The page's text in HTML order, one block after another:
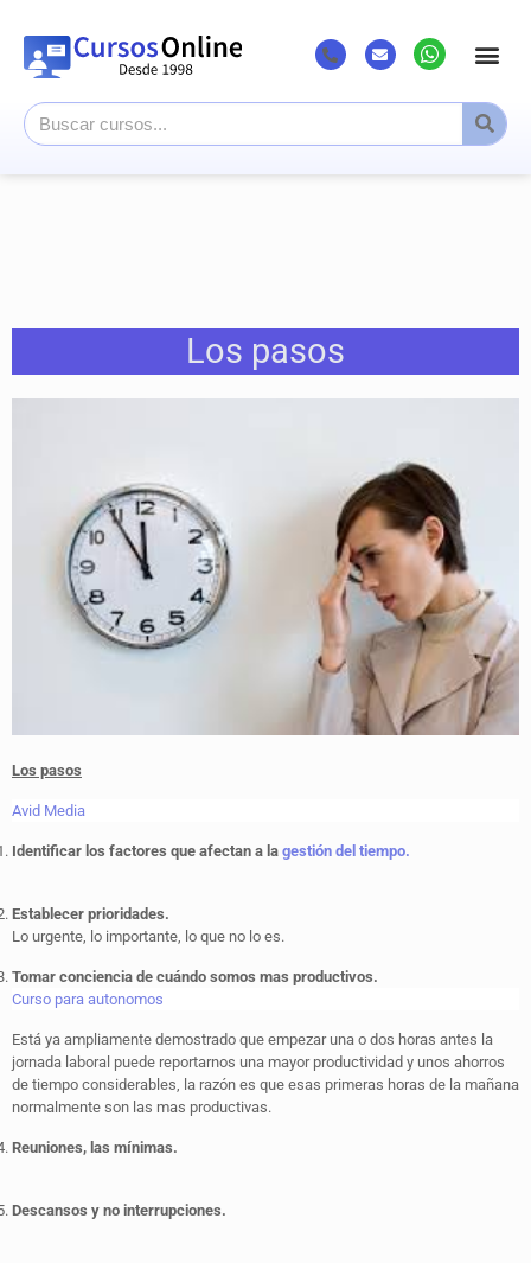
Los pasos
Los pasos
Avid Media
Identificar los factores que afectan a la gestión del tiempo.
Establecer prioridades.
Lo urgente, lo importante, lo que no lo es.
Tomar conciencia de cuándo somos mas productivos.
Curso para autonomos
Está ya ampliamente demostrado que empezar una o dos horas antes la
jornada laboral puede reportarnos una mayor productividad y unos ahorros
de tiempo considerables, la razón es que esas primeras horas de la mañana
normalmente son las mas productivas.
Reuniones, las mínimas.
Descansos y no interrupciones.